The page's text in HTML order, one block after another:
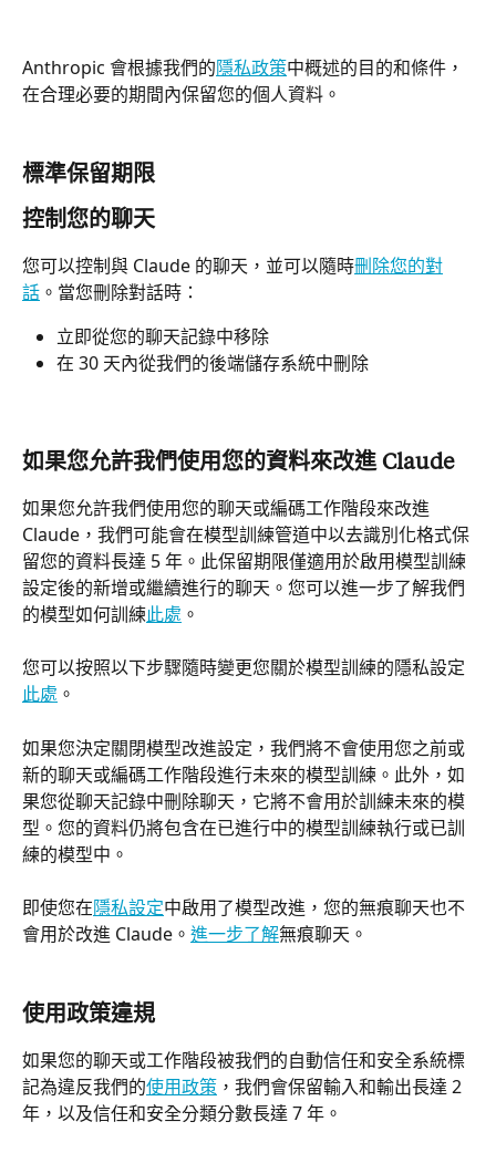
Anthropic 會根據我們的隱私政策中概述的目的和條件，
在合理必要的期間內保留您的個人資料。
標準保留期限
控制您的聊天
您可以控制與 Claude 的聊天，並可以隨時刪除您的對
話 。當您刪除對話時：
立即從您的聊天記錄中移除
在 30 天內從我們的後端儲存系統中刪除
如果您允許我們使用您的資料來改進 Claude
如果您允許我們使用您的聊天或編碼工作階段來改進
Claude，我們可能會在模型訓練管道中以去識別化格式保
留您的資料長達 5 年。此保留期限僅適用於啟用模型訓練
設定後的新增或繼續進行的聊天。您可以進一步了解我們
的模型如何訓練此處 。
您可以按照以下步驟隨時變更您關於模型訓練的隱私設定
此處 。
如果您決定關閉模型改進設定，我們將不會使用您之前或
新的聊天或編碼工作階段進行未來的模型訓練。此外，如
果您從聊天記錄中刪除聊天，它將不會用於訓練未來的模
型。您的資料仍將包含在已進行中的模型訓練執行或已訓
練的模型中。
即使您在隱私設定中啟用了模型改進，您的無痕聊天也不
會用於改進 Claude。 進一步了解無痕聊天。
使用政策違規
如果您的聊天或工作階段被我們的自動信任和安全系統標
記為違反我們的使用政策 ，我們會保留輸入和輸出長達 2
年，以及信任和安全分類分數長達 7 年。